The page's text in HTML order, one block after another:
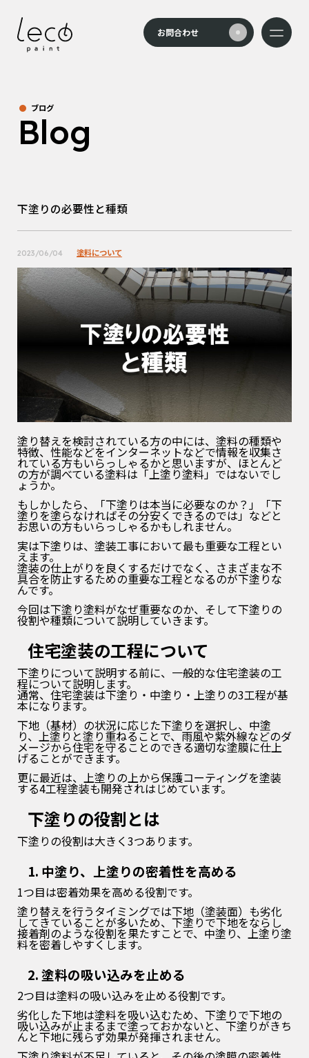
メニュ
お問合わせ
ブログ
Blog
下塗りの必要性と種類
2023/06/04 塗料について
塗り替えを検討されている方の中には、塗料の種類や
特徴、性能などをインターネットなどで情報を収集さ
れている方もいらっしゃるかと思いますが、ほとんど
の方が調べている塗料は「上塗り塗料」ではないでし
ょうか。
もしかしたら、「下塗りは本当に必要なのか？」「下
塗りを塗らなければその分安くできるのでは」などと
お思いの方もいらっしゃるかもしれません。
実は下塗りは、塗装工事において最も重要な工程とい
えます。
塗装の仕上がりを良くするだけでなく、さまざまな不
具合を防止するための重要な工程となるのが下塗りな
んです。
今回は下塗り塗料がなぜ重要なのか、そして下塗りの
役割や種類について説明していきます。
住宅塗装の工程について
下塗りについて説明する前に、一般的な住宅塗装の工
程について説明します。
通常、住宅塗装は下塗り・中塗り・上塗りの3工程が基
本になります。
下地（基材）の状況に応じた下塗りを選択し、中塗
り、上塗りと塗り重ねることで、雨風や紫外線などのダ
メージから住宅を守ることのできる適切な塗膜に仕上
げることができます。
更に最近は、上塗りの上から保護コーティングを塗装
する4工程塗装も開発されはじめています。
下塗りの役割とは
下塗りの役割は大きく3つあります。
1. 中塗り、上塗りの密着性を高める
1つ目は密着効果を高める役割です。
塗り替えを行うタイミングでは下地（塗装面）も劣化
してきていることが多いため、下塗りで下地をならし
接着剤のような役割を果たすことで、中塗り、上塗り塗
料を密着しやすくします。
2. 塗料の吸い込みを止める
2つ目は塗料の吸い込みを止める役割です。
劣化した下地は塗料を吸い込むため、下塗りで下地の
吸い込みが止まるまで塗っておかないと、下塗りがきち
んと下地に残らず効果が発揮されません。